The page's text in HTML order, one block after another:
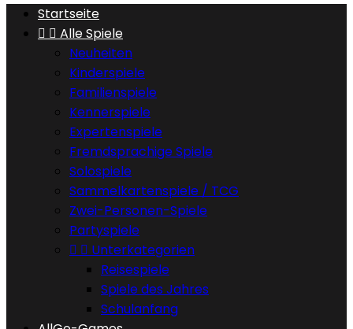
Startseite
  Alle Spiele
Neuheiten
Kinderspiele
Familienspiele
Kennerspiele
Expertenspiele
Fremdsprachige Spiele
Solospiele
Sammelkartenspiele / TCG
Zwei-Personen-Spiele
Partyspiele
  Unterkategorien
Reisespiele
Spiele des Jahres
Schulanfang